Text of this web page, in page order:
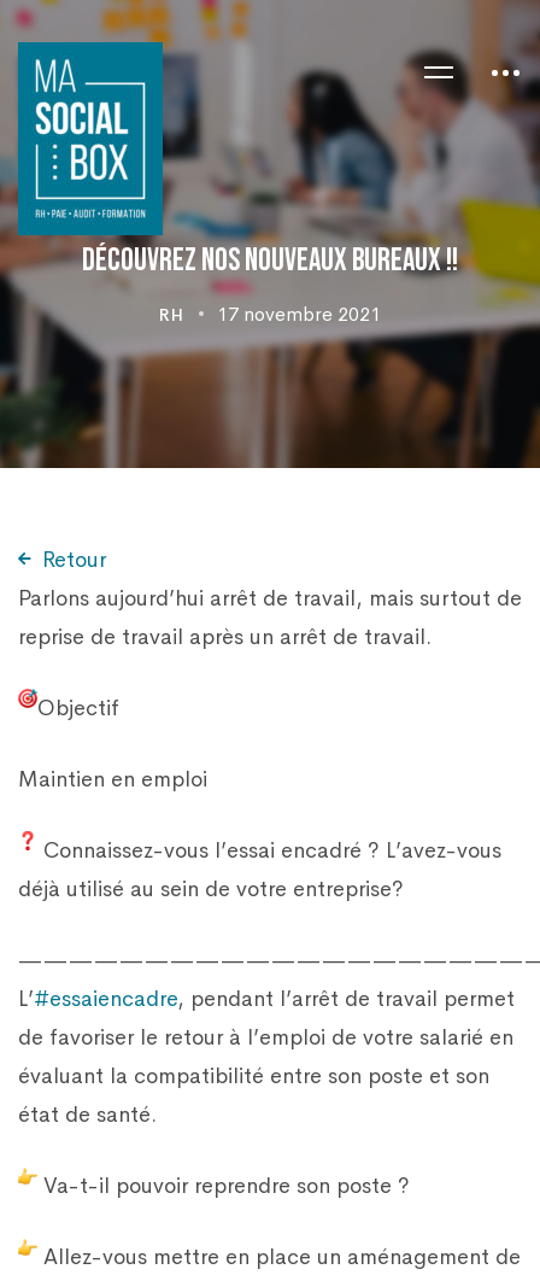
Découvrez nos nouveaux bureaux !!
RH 17 novembre 2021
Retour
Parlons aujourd’hui arrêt de travail, mais surtout de
reprise de travail après un arrêt de travail.
Objectif
Maintien en emploi
Connaissez-vous l’essai encadré ? L’avez-vous
déjà utilisé au sein de votre entreprise?
L’#essaiencadre, pendant l’arrêt de travail permet
de favoriser le retour à l’emploi de votre salarié en
évaluant la compatibilité entre son poste et son
état de santé.
Va-t-il pouvoir reprendre son poste ?
Allez-vous mettre en place un aménagement de